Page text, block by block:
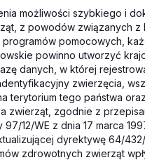
możliwości szybkiego i
z powodów związanych z
pomocowych,
powinno utworzyć
danych, w której
zwierzęcia,
terytorium tego państwa oraz
zwierząt, zgodnie z
12/WE z dnia 17 marca
dyrektywę 64/
zdrowotnych zwierząt